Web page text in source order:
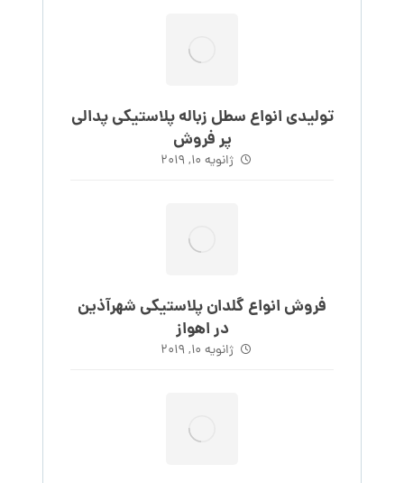
تولیدی انواع سطل زباله پلاستیکی پدالی
پر فروش
ژانویه 10, 2019
فروش انواع گلدان پلاستیکی شهرآذین
در اهواز
ژانویه 10, 2019